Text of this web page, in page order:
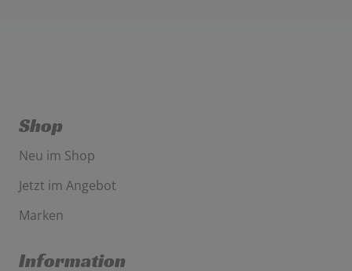
Shop
Neu im Shop
Jetzt im Angebot
Marken
Information